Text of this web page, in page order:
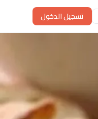
تسجيل الدخول